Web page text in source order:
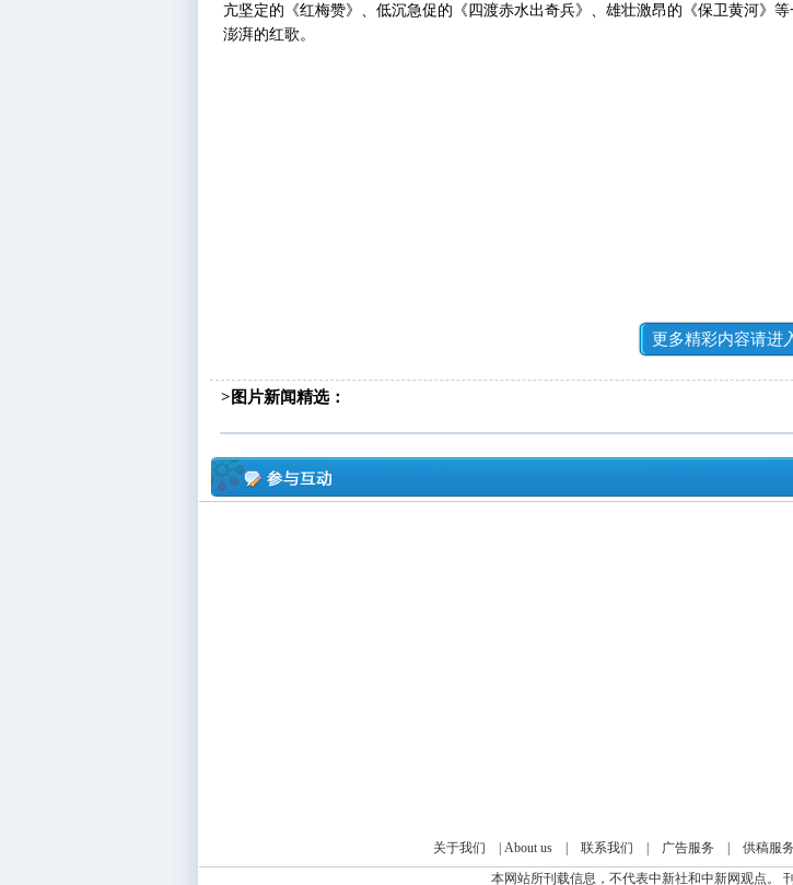
亢坚定的《红梅赞》、低沉急促的《四渡赤水出奇兵》、雄壮激昂的《保卫黄河》
澎湃的红歌。
更多精彩内容请进
>图片新闻精选：
关于我们 About us| 联系我们 广告服务 供稿服务
本网站所刊载信息，不代表中新社和中新网观点。